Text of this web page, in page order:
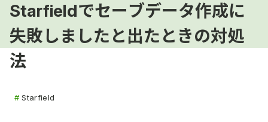
Starfieldでセーブデータ作成に
失敗しましたと出たときの対処
法
Starfield